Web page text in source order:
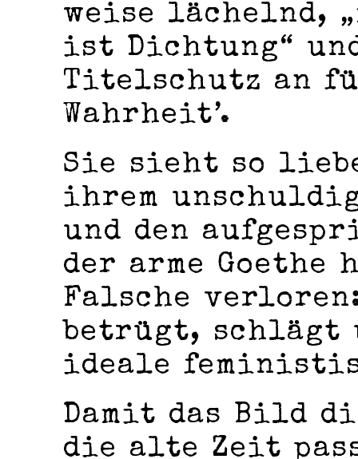
weise lächelnd,
ist Dichtung“
Titelschutz an
Wahrheit’.
Sie sieht so
ihrem
und den
der arme Goethe
Falsche
betrügt, schlägt
ideale
Damit das Bild
die alte Zeit